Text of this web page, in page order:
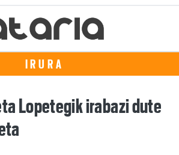
IRURA
Lopetegik irabazi dute